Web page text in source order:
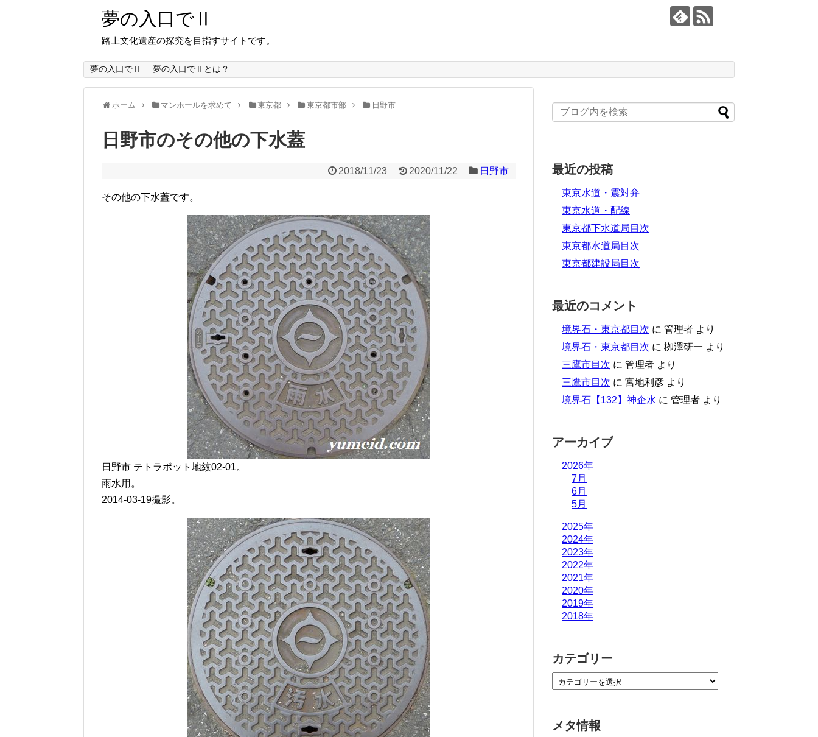
夢の入口でⅡ
路上文化遺産の探究を目指すサイトです。
夢の入口でⅡ 夢の入口でⅡとは？
ホーム マンホールを求めて 東京都 東京都市部 日野市
日野市のその他の下水蓋
2018/11/23 2020/11/22 日野市
その他の下水蓋です。
日野市 テトラポット地紋02-01。
雨水用。
2014-03-19撮影。
最近の投稿
東京水道・震対弁
東京水道・配線
東京都下水道局目次
東京都水道局目次
東京都建設局目次
最近のコメント
境界石・東京都目次 に 管理者 より
境界石・東京都目次 に 栁澤研一 より
三鷹市目次 に 管理者 より
三鷹市目次 に 宮地利彦 より
境界石【132】神企水 に 管理者 より
アーカイブ
2026年
7月
6月
5月
2025年
2024年
2023年
2022年
2021年
2020年
2019年
2018年
カテゴリー
メタ情報